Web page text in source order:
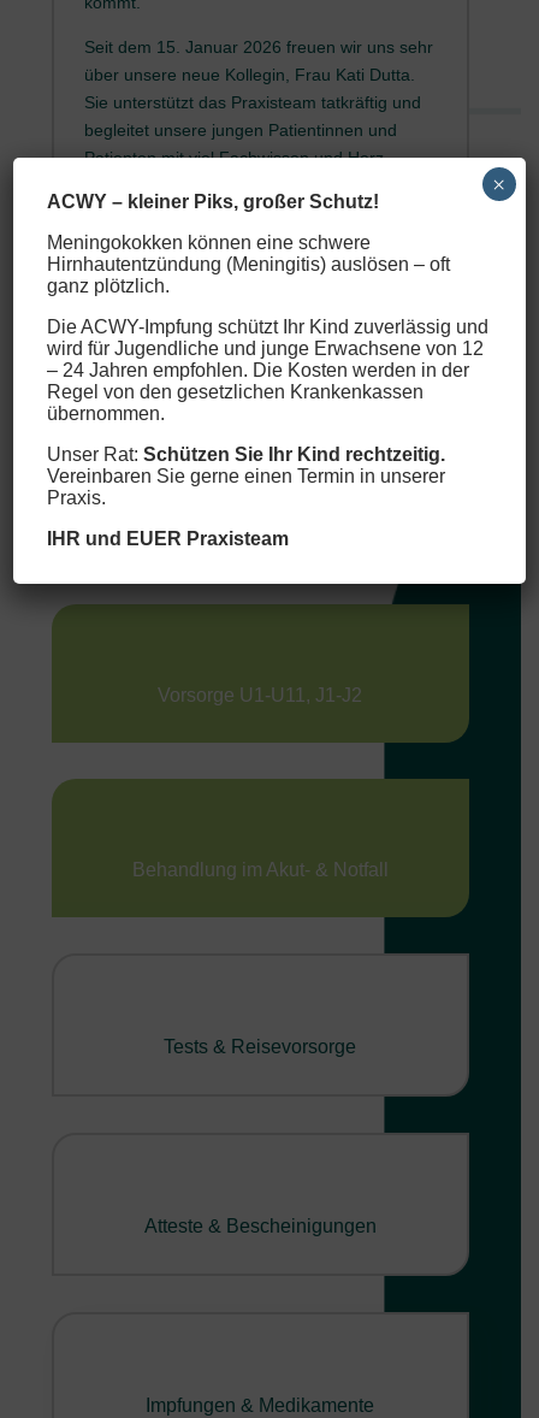
Seit dem 15. Januar 2026 freuen wir uns sehr
über unsere neue Kollegin, Frau Kati Dutta.
Sie unterstützt das Praxisteam tatkräftig und
begleitet unsere jungen Patientinnen und
Patienten mit viel Fachwissen und Herz.
Wir blicken gespannt auf die kommenden
Monate und freuen uns weiterhin auf eine
gute Zusammenarbeit mit Ihnen und Ihren
Kindern.
IHR und EUER PraxisTEAM
Unsere Leistungen
Vorsorge U1-U11, J1-J2
Behandlung im Akut- & Notfall
Tests & Reisevorsorge
Atteste & Bescheinigungen
Impfungen & Medikamente
ACWY – kleiner Piks, großer Schutz!
Meningokokken können eine schwere
Hirnhautentzündung (Meningitis) auslösen – oft
ganz plötzlich.
Die ACWY-Impfung schützt Ihr Kind zuverlässig und
wird für Jugendliche und junge Erwachsene von 12
– 24 Jahren empfohlen. Die Kosten werden in der
Regel von den gesetzlichen Krankenkassen
übernommen.
Unser Rat:Schützen Sie Ihr Kind rechtzeitig.
Vereinbaren Sie gerne einen Termin in unserer
Praxis.
IHR und EUER Praxisteam
×